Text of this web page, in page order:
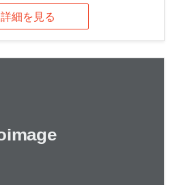
詳細を見る